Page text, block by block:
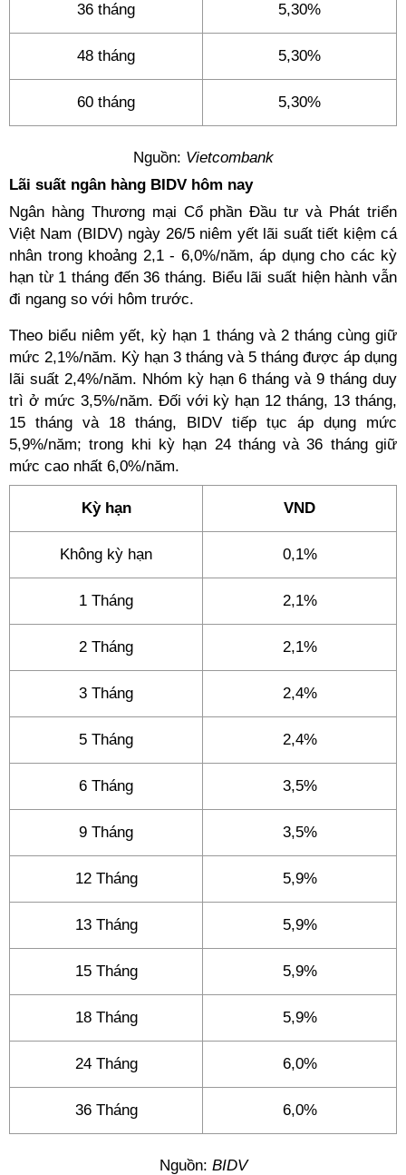
36 tháng 5,30%
48 tháng 5,30%
60 tháng 5,30%
Nguồn: Vietcombank
Lãi suất ngân hàng BIDV hôm nay
Ngân hàng Thương mại Cổ phần Đầu tư và Phát triển
Việt Nam (BIDV) ngày 26/5 niêm yết lãi suất tiết kiệm cá
nhân trong khoảng 2,1 - 6,0%/năm, áp dụng cho các kỳ
hạn từ 1 tháng đến 36 tháng. Biểu lãi suất hiện hành vẫn
đi ngang so với hôm trước.
Theo biểu niêm yết, kỳ hạn 1 tháng và 2 tháng cùng giữ
mức 2,1%/năm. Kỳ hạn 3 tháng và 5 tháng được áp dụng
lãi suất 2,4%/năm. Nhóm kỳ hạn 6 tháng và 9 tháng duy
trì ở mức 3,5%/năm. Đối với kỳ hạn 12 tháng, 13 tháng,
15 tháng và 18 tháng, BIDV tiếp tục áp dụng mức
5,9%/năm; trong khi kỳ hạn 24 tháng và 36 tháng giữ
mức cao nhất 6,0%/năm.
Kỳ hạn VND
Không kỳ hạn 0,1%
1 Tháng 2,1%
2 Tháng 2,1%
3 Tháng 2,4%
5 Tháng 2,4%
6 Tháng 3,5%
9 Tháng 3,5%
12 Tháng 5,9%
13 Tháng 5,9%
15 Tháng 5,9%
18 Tháng 5,9%
24 Tháng 6,0%
36 Tháng 6,0%
Nguồn: BIDV